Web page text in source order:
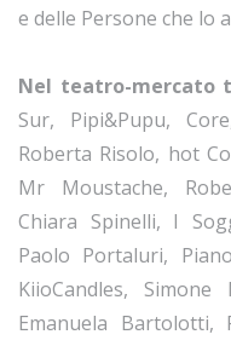
e delle Persone che lo
Nel teatro-mercato
Sur, Pipi&Pupu,
Roberta Risolo, hot
Mr Moustache,
Chiara Spinelli, I
Paolo Portaluri,
KiioCandles,
Emanuela Bartolotti,